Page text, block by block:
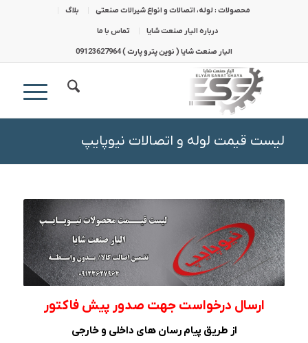
محصولات : لوله، اتصالات و انواع شیرالات صنعتی بلاگ
درباره الیار صنعت شایا تماس با ما
الیار صنعت شایا ( نوین پترو پارت ) 09123627964
لیست قیمت لوله و اتصالات نیوپایپ
ارسال درخواست جهت صدور پیش فاکتور
از طریق پیام رسان های داخلی و خارجی